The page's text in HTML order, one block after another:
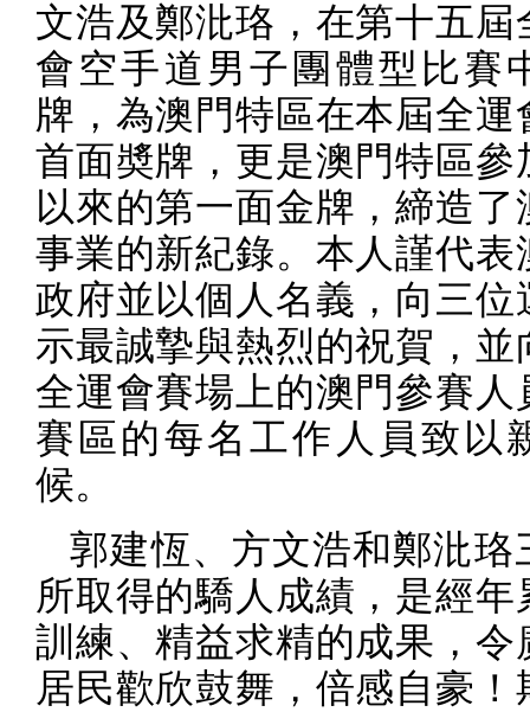
文浩及鄭沘珞，在第十五屆
會空手道男子團體型比賽
牌，為澳門特區在本屆全運
首面奬牌，更是澳門特區參
以來的第一面金牌，締造了
事業的新紀錄。本人謹代表
政府並以個人名義，向三位
示最誠摯與熱烈的祝賀，並
全運會賽場上的澳門參賽人
賽區的每名工作人員致以
候。
郭建恆、方文浩和鄭沘珞
所取得的驕人成績，是經年
訓練、精益求精的成果，令
居民歡欣鼓舞，倍感自豪！